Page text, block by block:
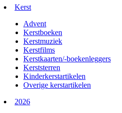
Kerst
Advent
Kerstboeken
Kerstmuziek
Kerstfilms
Kerstkaarten/-boekenleggers
Kerststerren
Kinderkerstartikelen
Overige kerstartikelen
2026